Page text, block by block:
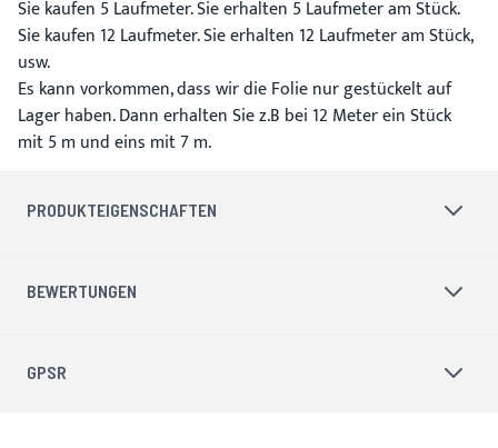
Sie kaufen 5 Laufmeter. Sie erhalten 5 Laufmeter am Stück.
Sie kaufen 12 Laufmeter. Sie erhalten 12 Laufmeter am Stück,
usw.
Es kann vorkommen, dass wir die Folie nur gestückelt auf
Lager haben. Dann erhalten Sie z.B bei 12 Meter ein Stück
mit 5 m und eins mit 7 m.
PRODUKTEIGENSCHAFTEN
BEWERTUNGEN
GPSR